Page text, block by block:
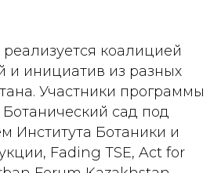
коалицией
и инициатив из разных
Участники программы
сад под
Института Ботаники и
Fading TSE, Act for